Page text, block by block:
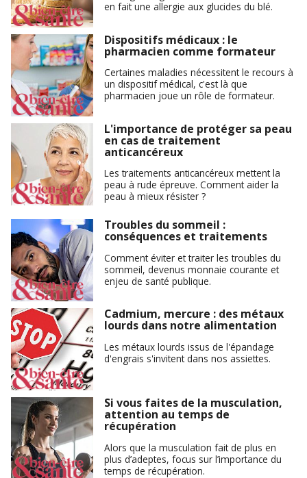
en fait une allergie aux glucides du blé.
Dispositifs médicaux : le
pharmacien comme formateur
Certaines maladies nécessitent le recours à
un dispositif médical, c'est là que
pharmacien joue un rôle de formateur.
L'importance de protéger sa peau
en cas de traitement
anticancéreux
Les traitements anticancéreux mettent la
peau à rude épreuve. Comment aider la
peau à mieux résister ?
Troubles du sommeil :
conséquences et traitements
Comment éviter et traiter les troubles du
sommeil, devenus monnaie courante et
enjeu de santé publique.
Cadmium, mercure : des métaux
lourds dans notre alimentation
Les métaux lourds issus de l'épandage
d'engrais s'invitent dans nos assiettes.
Si vous faites de la musculation,
attention au temps de
récupération
Alors que la musculation fait de plus en
plus d’adeptes, focus sur l’importance du
temps de récupération.